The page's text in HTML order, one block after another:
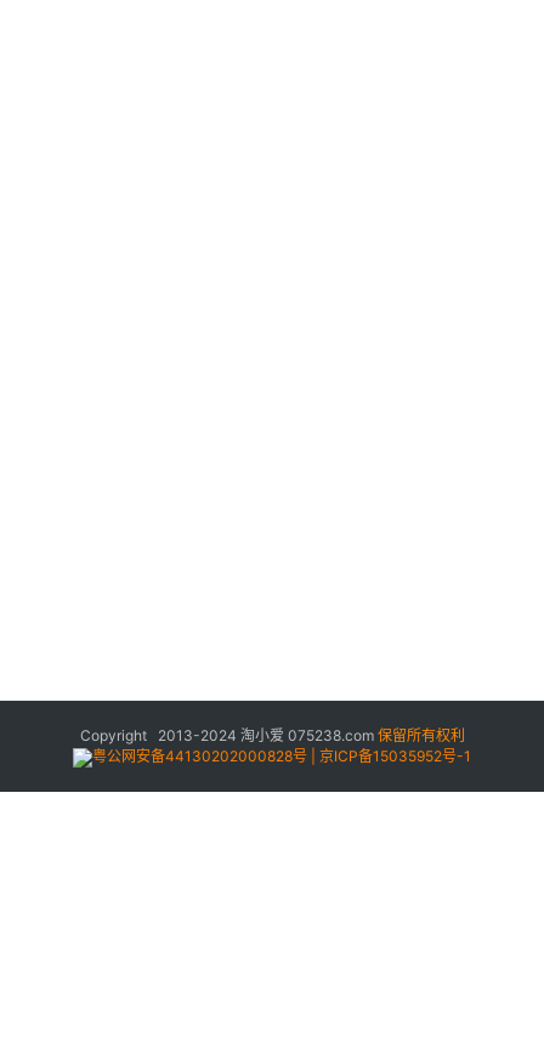
Copyright 2013-2024 淘小爱 075238.com 保留所有权利
粤公网安备44130202000828号 | 京ICP备15035952号-1